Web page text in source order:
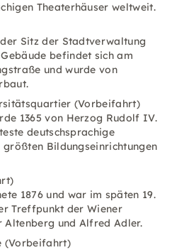
Theaterhäuser weltweit.
Sitz der Stadtverwaltung
befindet sich am
und wurde von
(Vorbeifahrt)
1365 von Herzog Rudolf IV.
deutschsprachige
Bildungseinrichtungen
1876 und war im späten 19.
Treffpunkt der Wiener
Altenberg und Alfred Adler.
(Vorbeifahrt)